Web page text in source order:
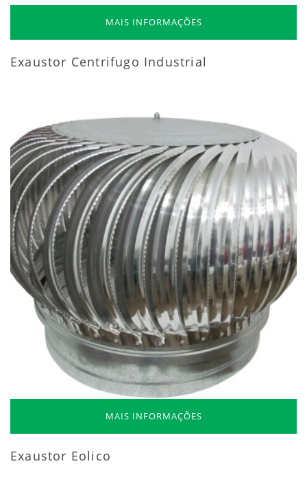
MAIS INFORMAÇÕES
Exaustor Centrifugo Industrial
MAIS INFORMAÇÕES
Exaustor Eolico